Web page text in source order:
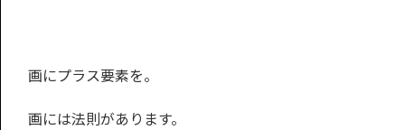
画にプラス要素を。
画には法則があります。